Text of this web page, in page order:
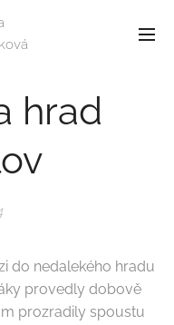
hrad
do nedalekého hradu
provedly dobově
prozradily spoustu